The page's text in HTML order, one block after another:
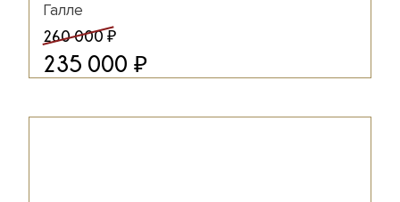
Галле
260 000 ₽
235 000 ₽